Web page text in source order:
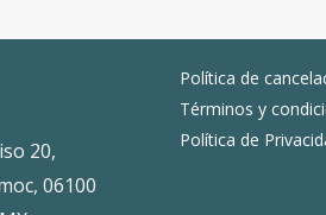
20,
06100
Política de
Términos y
Política de